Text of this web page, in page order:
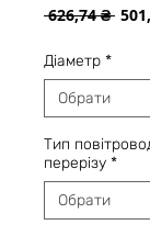
626,74 ₴
Діаметр *
Тип
перерізу *